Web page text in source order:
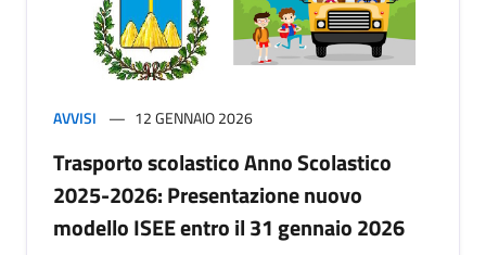
AVVISI 12 GENNAIO 2026
Trasporto scolastico Anno Scolastico
2025-2026: Presentazione nuovo
modello ISEE entro il 31 gennaio 2026